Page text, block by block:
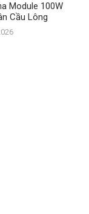
Module 100W
Cầu Lông